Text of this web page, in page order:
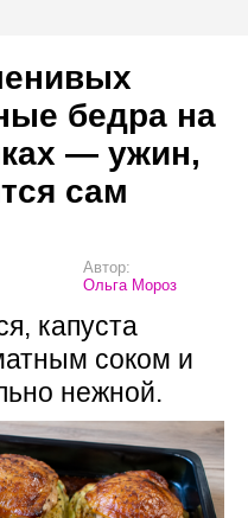
бедра на
— ужин,
сам
Автор:
Ольга Мороз
капуста
соком и
нежной.